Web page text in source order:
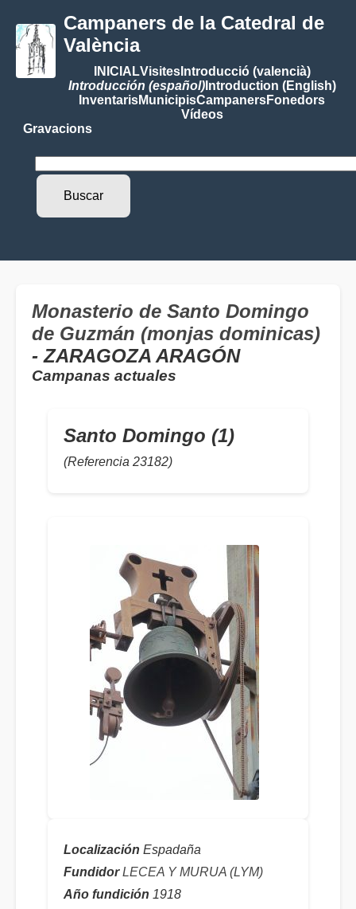
Campaners de la Catedral de
València
INICIALVisitesIntroducció (valencià)
Introducción (español)Introduction (English)
InventarisMunicipisCampanersFonedors
Vídeos
Gravacions
Monasterio de Santo Domingo
de Guzmán (monjas dominicas)
- ZARAGOZA ARAGÓN
Campanas actuales
Santo Domingo (1)
(Referencia 23182)
Localización Espadaña
Fundidor LECEA Y MURUA (LYM)
Año fundición 1918